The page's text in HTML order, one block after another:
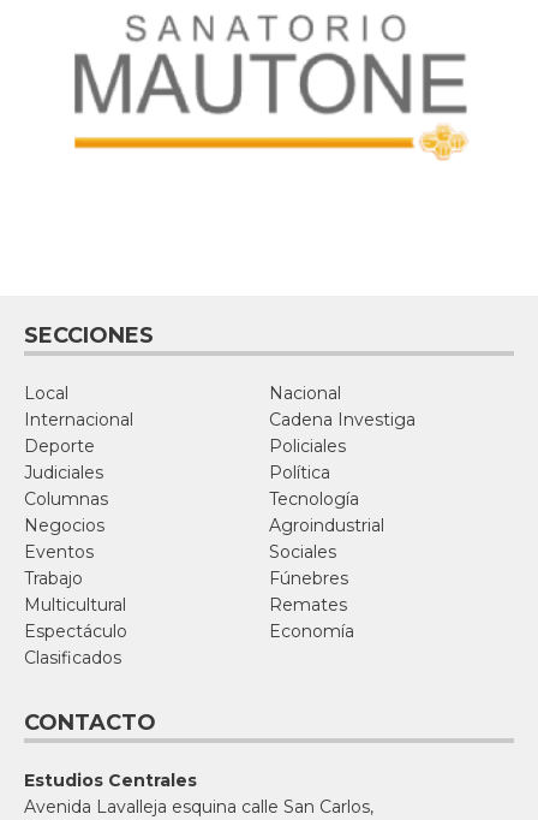
SECCIONES
Local
Nacional
Internacional
Cadena Investiga
Deporte
Policiales
Judiciales
Política
Columnas
Tecnología
Negocios
Agroindustrial
Eventos
Sociales
Trabajo
Fúnebres
Multicultural
Remates
Espectáculo
Economía
Clasificados
CONTACTO
Estudios Centrales
Avenida Lavalleja esquina calle San Carlos,